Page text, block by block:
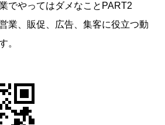
でやってはダメなことPART2
業、販促、広告、集客に役立つ動
。